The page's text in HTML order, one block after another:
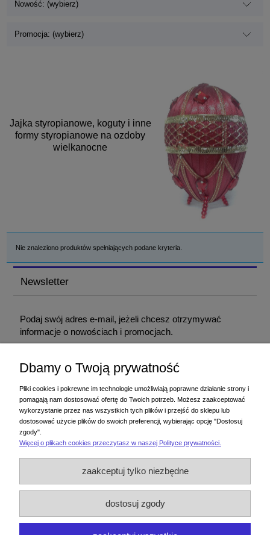
Nowość: (wybierz)
Promocja: (wybierz)
Jajka styropianowe, koguty i inne
formy styropianowe na ozdoby
wielkanocne
Nie znaleziono produktów spełniających podane kryteria.
Newsletter
Podaj swój adres e-mail, jeżeli chcesz otrzymywać
informacje o nowościach i promocjach.
Podając adres e-mail, wyrażasz zgodę na otrzymywanie informacji handlowej
drogą elektroniczną na podany adres. Zgodę można wycofać w każdym
czasie. Wycofanie zgody nie wpływa na zgodność z prawem przetwarzania
dokonanego przed jej wycofaniem.
Pomoc
Moje konto
Dbamy o Twoją prywatność
Pliki cookies i pokrewne im technologie umożliwiają poprawne działanie strony i
pomagają nam dostosować ofertę do Twoich potrzeb. Możesz zaakceptować
wykorzystanie przez nas wszystkich tych plików i przejść do sklepu lub
dostosować użycie plików do swoich preferencji, wybierając opcję "Dostosuj
zgody".
Więcej o plikach cookies przeczytasz w naszej Polityce prywatności.
zaakceptuj tylko niezbędne
dostosuj zgody